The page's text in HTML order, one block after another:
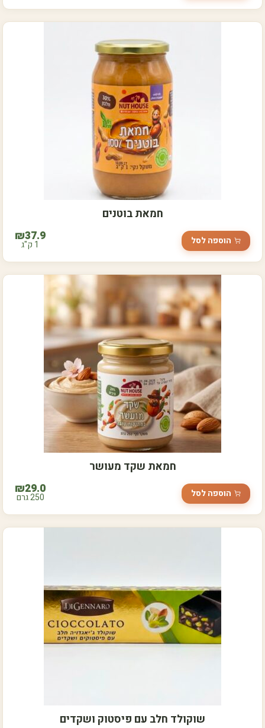
חמאת בוטנים
₪37.9 הוספה לסל
חמאת שקד מעושר
₪29.0
250 גרם הוספה לסל
שוקולד חלב עם פיסטוק ושקדים